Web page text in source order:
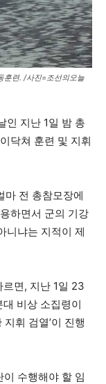
훈련. /사진=조선의오늘
인 지난 1일 밤 총
닥쳐 훈련 및 지휘
마 전 총참모장에
하면서 군의 기강
니냐는 지적이 제
면, 지난 1일 23
비상 소집령이
휘 검열’이 진행
수행해야 할 임